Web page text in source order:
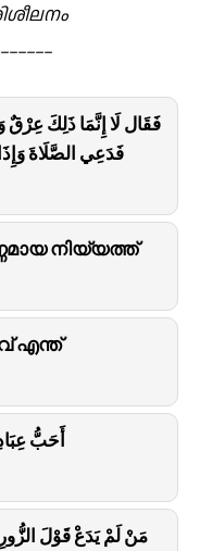
فَقَال لَا إِنَّمَا ذَلِكَ
فَدَعِي الصَّلَاةَ
നിയ്യത്ത്
എന്ത്
أَحَبُّ
مَنْ لَمْ يَدَعْ قَوْلَ